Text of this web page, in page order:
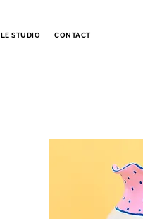
LE STUDIO CONTACT